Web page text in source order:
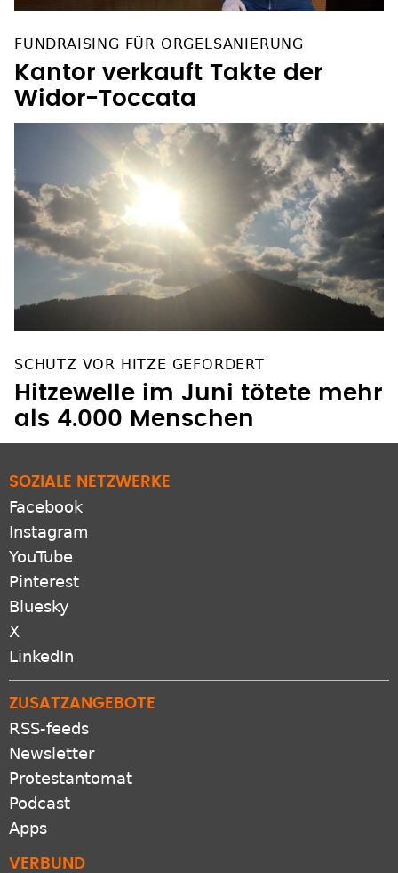
FUNDRAISING FÜR ORGELSANIERUNG
Kantor verkauft Takte der
Widor-Toccata
SCHUTZ VOR HITZE GEFORDERT
Hitzewelle im Juni tötete mehr
als 4.000 Menschen
SOZIALE NETZWERKE
Facebook
Instagram
YouTube
Pinterest
Bluesky
X
LinkedIn
ZUSATZANGEBOTE
RSS-feeds
Newsletter
Protestantomat
Podcast
Apps
VERBUND